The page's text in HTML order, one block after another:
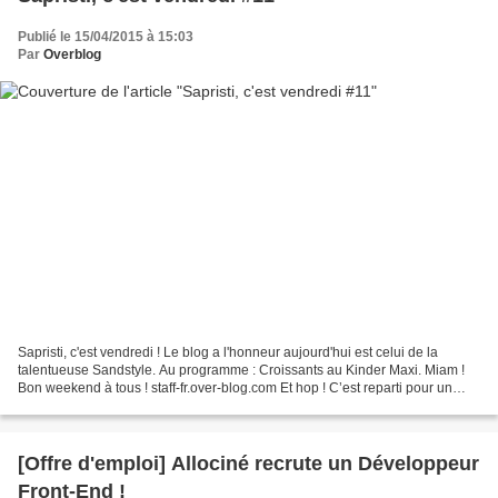
Publié le 15/04/2015 à 15:03
Par Overblog
Sapristi, c'est vendredi ! Le blog a l'honneur aujourd'hui est celui de la
talentueuse Sandstyle. Au programme : Croissants au Kinder Maxi. Miam !
Bon weekend à tous ! staff-fr.over-blog.com Et hop ! C’est reparti pour un
[Offre d'emploi] Allociné recrute un Développeur
Front-End !